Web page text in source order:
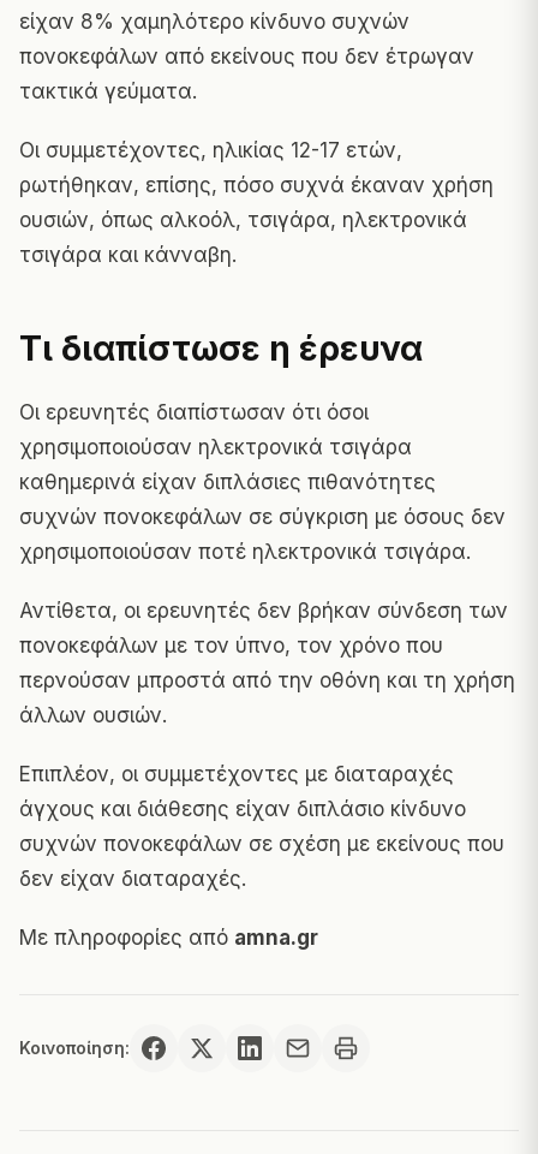
είχαν 8% χαμηλότερο κίνδυνο συχνών
πονοκεφάλων από εκείνους που δεν έτρωγαν
τακτικά γεύματα.
Οι συμμετέχοντες, ηλικίας 12-17 ετών,
ρωτήθηκαν, επίσης, πόσο συχνά έκαναν χρήση
ουσιών, όπως αλκοόλ, τσιγάρα, ηλεκτρονικά
τσιγάρα και κάνναβη.
Τι διαπίστωσε η έρευνα
Οι ερευνητές διαπίστωσαν ότι όσοι
χρησιμοποιούσαν ηλεκτρονικά τσιγάρα
καθημερινά είχαν διπλάσιες πιθανότητες
συχνών πονοκεφάλων σε σύγκριση με όσους δεν
χρησιμοποιούσαν ποτέ ηλεκτρονικά τσιγάρα.
Αντίθετα, οι ερευνητές δεν βρήκαν σύνδεση των
πονοκεφάλων με τον ύπνο, τον χρόνο που
περνούσαν μπροστά από την οθόνη και τη χρήση
άλλων ουσιών.
Επιπλέον, οι συμμετέχοντες με διαταραχές
άγχους και διάθεσης είχαν διπλάσιο κίνδυνο
συχνών πονοκεφάλων σε σχέση με εκείνους που
δεν είχαν διαταραχές.
Με πληροφορίες από amna.gr
Κοινοποίηση: